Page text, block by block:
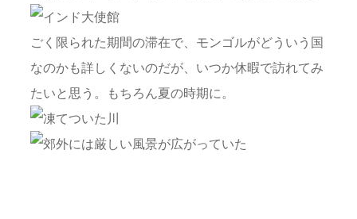
ごく限られた期間の滞在で、モンゴルがどういう国
なのかも詳しくないのだが、いつか休暇で訪れてみ
たいと思う。もちろん夏の時期に。